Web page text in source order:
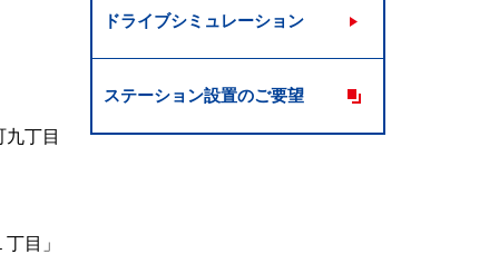
丁目
目」
ドライブシミュレーション
ステーション設置のご要望